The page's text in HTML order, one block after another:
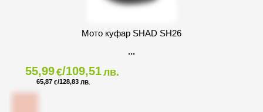
Мото куфар SHAD SH26
55,99€/109,51лв.
65,87 €/128,83 ЛВ.